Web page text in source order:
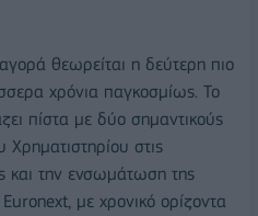
θεωρείται η δεύτερη πιο
χρόνια παγκοσμίως. Το
πίστα με δύο σημαντικούς
Χρηματιστηρίου στις
και την ενσωμάτωση της
με χρονικό ορίζοντα